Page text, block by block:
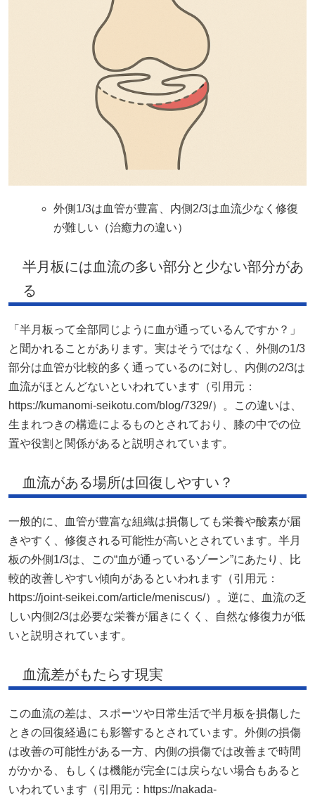
外側1/3は血管が豊富、内側2/3は血流少なく修復
が難しい（治癒力の違い）
半月板には血流の多い部分と少ない部分があ
る
「半月板って全部同じように血が通っているんですか？」
と聞かれることがあります。実はそうではなく、外側の1/3
部分は血管が比較的多く通っているのに対し、内側の2/3は
血流がほとんどないといわれています（引用元：
https://kumanomi-seikotu.com/blog/7329/）。この違いは、
生まれつきの構造によるものとされており、膝の中での位
置や役割と関係があると説明されています。
血流がある場所は回復しやすい？
一般的に、血管が豊富な組織は損傷しても栄養や酸素が届
きやすく、修復される可能性が高いとされています。半月
板の外側1/3は、この“血が通っているゾーン”にあたり、比
較的改善しやすい傾向があるといわれます（引用元：
https://joint-seikei.com/article/meniscus/）。逆に、血流の乏
しい内側2/3は必要な栄養が届きにくく、自然な修復力が低
いと説明されています。
血流差がもたらす現実
この血流の差は、スポーツや日常生活で半月板を損傷した
ときの回復経過にも影響するとされています。外側の損傷
は改善の可能性がある一方、内側の損傷では改善まで時間
がかかる、もしくは機能が完全には戻らない場合もあると
いわれています（引用元：https://nakada-